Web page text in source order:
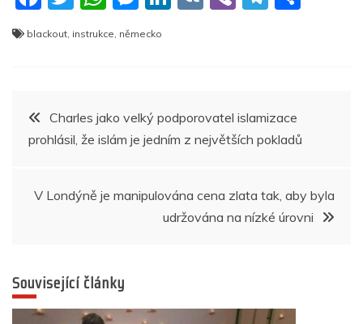
a
c
o
o
w
itt at
p
p
e
ss
g
er
n
m
blackout instrukce německo
Navigace
pro
příspěvek
Charles jako velký podporovatel islamizace
prohlásil, že islám je jedním z největších pokladů
V Londýně je manipulována cena zlata tak, aby byla
udržována na nízké úrovni
Související články